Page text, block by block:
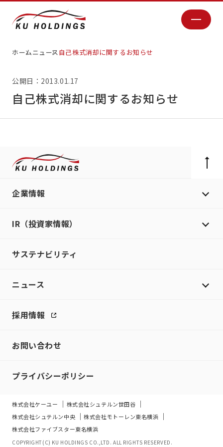
ホームニュース自己株式消却に関するお知らせ
公開日：2013.01.17
自己株式消却に関するお知らせ
企業情報
IR（投資家情報）
サステナビリティ
ニュース
採用情報
お問い合わせ
プライバシーポリシー
株式会社ケーユー
株式会社シュテルン世田谷
株式会社シュテルン中央
株式会社モトーレン東名横浜
株式会社ファイブスター東名横浜
COPYRIGHT(C) KU HOLDINGS CO.,LTD. ALL RIGHTS RESERVED.